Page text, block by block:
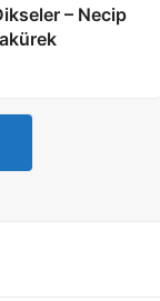
– Necip